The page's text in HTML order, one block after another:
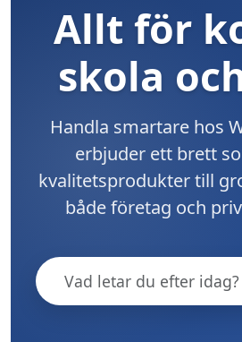
Allt för
skola
Handla smartare hos
erbjuder ett brett
kvalitetsprodukter till
både företag och